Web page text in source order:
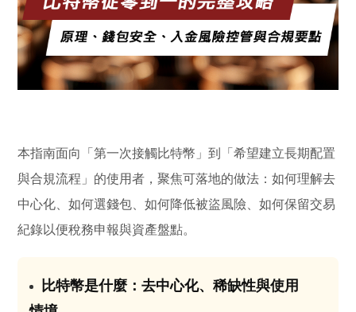
本指南面向「第一次接觸比特幣」到「希望建立長期配置
與合規流程」的使用者，聚焦可落地的做法：如何理解去
中心化、如何選錢包、如何降低被盜風險、如何保留交易
紀錄以便稅務申報與資產盤點。
比特幣是什麼：去中心化、稀缺性與使用